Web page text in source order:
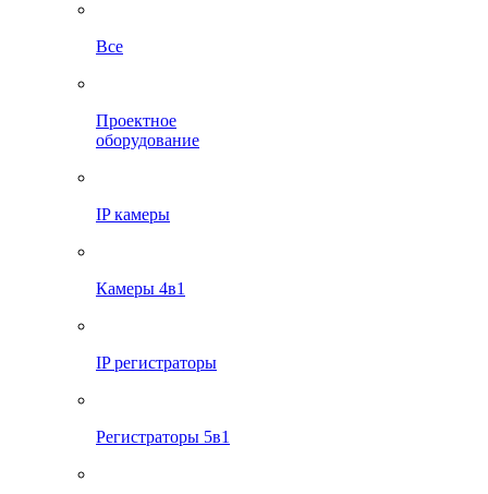
Все
Проектное
оборудование
IP камеры
Камеры 4в1
IP регистраторы
Регистраторы 5в1